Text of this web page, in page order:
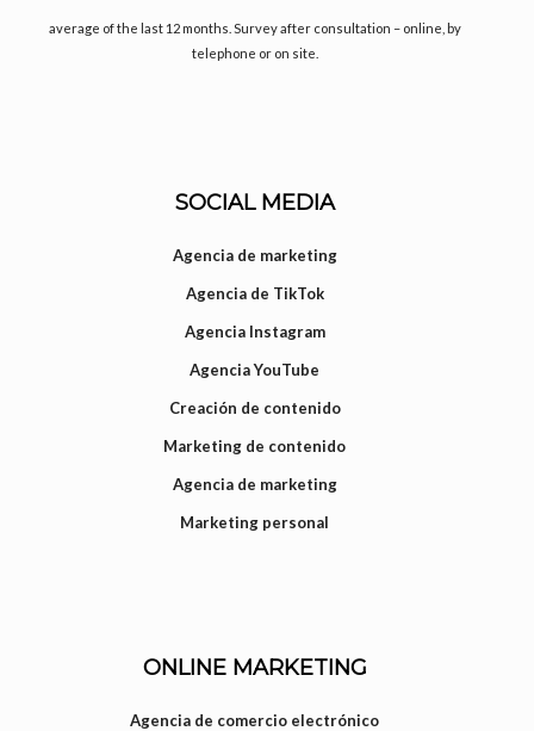
average of the last 12 months. Survey after consultation – online, by
telephone or on site.
SOCIAL MEDIA
Agencia de marketing
Agencia de TikTok
Agencia Instagram
Agencia YouTube
Creación de contenido
Marketing de contenido
Agencia de marketing
Marketing personal
ONLINE MARKETING
Agencia de comercio electrónico